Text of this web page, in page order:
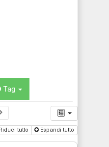
Tag
tutto Espandi tutto